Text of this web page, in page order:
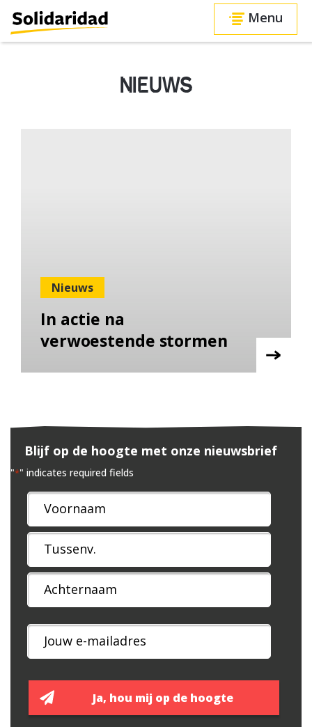
Menu
NIEUWS
Nieuws
In actie na
verwoestende stormen
Blijf op de hoogte met onze nieuwsbrief
"*" indicates required fields
Naam
*